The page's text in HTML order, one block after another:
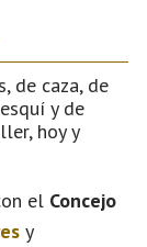
de caza, de
y de
hoy y
el Concejo
y